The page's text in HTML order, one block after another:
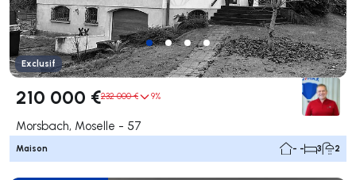
Exclusif
210 000 €232 000 € 9%
Morsbach, Moselle - 57
Maison - - 3 2